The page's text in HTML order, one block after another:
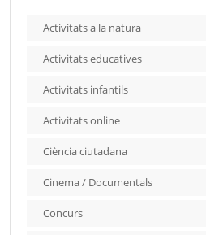
Activitats a la natura
Activitats educatives
Activitats infantils
Activitats online
Ciència ciutadana
Cinema / Documentals
Concurs